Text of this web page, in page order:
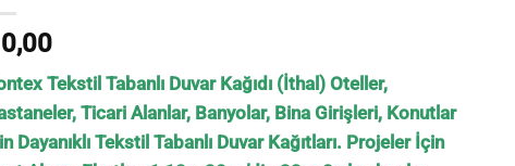
Tekstil Tabanlı Duvar Kağıdı (İthal) Oteller,
Ticari Alanlar, Banyolar, Bina Girişleri, Konutlar
Dayanıklı Tekstil Tabanlı Duvar Kağıtları. Projeler İçin